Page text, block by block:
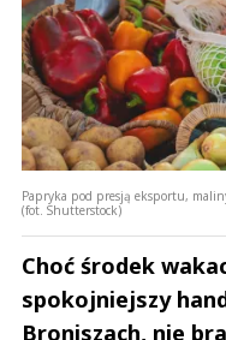
Papryka pod presją eksportu,
(fot. Shutterstock)
Choć środek
spokojniejszy
Broniszach, nie